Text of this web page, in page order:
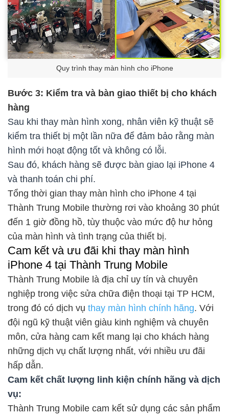
Quy trình thay màn hình cho iPhone
Bước 3: Kiểm tra và bàn giao thiết bị cho khách
hàng
Sau khi thay màn hình xong, nhân viên kỹ thuật sẽ
kiểm tra thiết bị một lần nữa để đảm bảo rằng màn
hình mới hoạt động tốt và không có lỗi.
Sau đó, khách hàng sẽ được bàn giao lại iPhone 4
và thanh toán chi phí.
Tổng thời gian thay màn hình cho iPhone 4 tại
Thành Trung Mobile thường rơi vào khoảng 30 phút
đến 1 giờ đồng hồ, tùy thuộc vào mức độ hư hỏng
của màn hình và tình trạng của thiết bị.
Cam kết và ưu đãi khi thay màn hình
iPhone 4 tại Thành Trung Mobile
Thành Trung Mobile là địa chỉ uy tín và chuyên
nghiệp trong việc sửa chữa điện thoại tại TP HCM,
trong đó có dịch vụ thay màn hình chính hãng. Với
đội ngũ kỹ thuật viên giàu kinh nghiệm và chuyên
môn, cửa hàng cam kết mang lại cho khách hàng
những dịch vụ chất lượng nhất, với nhiều ưu đãi
hấp dẫn.
Cam kết chất lượng linh kiện chính hãng và dịch
vụ:
Thành Trung Mobile cam kết sử dụng các sản phẩm